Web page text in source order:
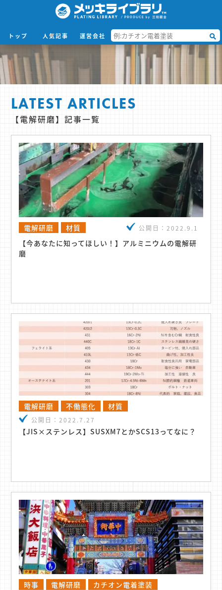
トップ 人気記事 運営会社
LATEST ARTICLES
【電解研磨】記事一覧
電解研磨 材質 公開日： 2022.9.1
【今あなたに知ってほしい！】アルミニウムの電解研
磨
電解研磨 不働態化 材質
公開日：2022.7.27
【JIS×ステンレス】SUSXM7とかSCS13ってなに？
時事 電解研磨
カチオン電着塗装